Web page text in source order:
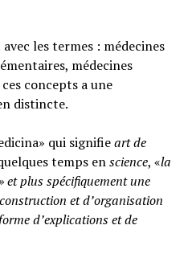
les termes : médecines
médecines
concepts a une
distincte.
qui signifieart de
temps enscience, «la
et plus spécifiquement une
et d’organisation
d’explications et de